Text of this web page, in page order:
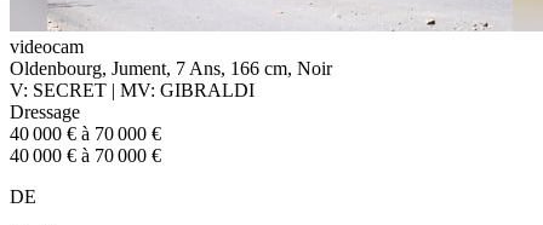
videocam
Oldenbourg, Jument, 7 Ans, 166 cm, Noir
V: SECRET | MV: GIBRALDI
Dressage
40 000 € à 70 000 €
40 000 € à 70 000 €
DE